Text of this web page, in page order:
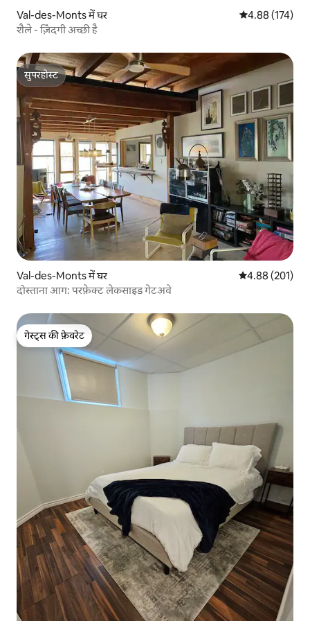
Val-des-Monts में घर औसत रेटिंग 5 में से
4.88 (174)
शैले - ज़िंदगी अच्छी है
सुपरहोस्ट
सुपरहोस्ट
Val-des-Monts में घर औसत रेटिंग 5 में से
4.88 (201)
दोस्ताना आग: परफ़ेक्ट लेकसाइड गेटअवे
गेस्ट्स की फ़ेवरेट
गेस्ट्स की फ़ेवरेट